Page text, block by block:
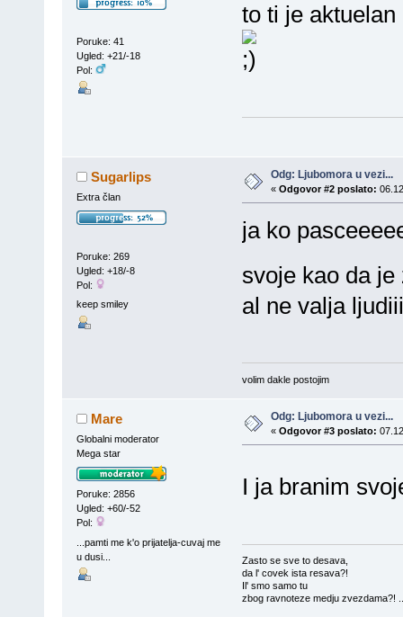
Poruke: 41
Ugled: +21/-18
Pol:
to ti je
Sugarlips
Extra član
Poruke: 269
Ugled: +18/-8
Pol:
keep smiley
Odg: Ljubomora u vezi...
« Odgovor #2 poslato:
ja ko
svoje kao da
al ne valja
volim dakle postojim
Mare
Globalni moderator
Mega star
Poruke: 2856
Ugled: +60/-52
Pol:
...pamti me k'o prijatelja-cuvaj me
u dusi...
Odg: Ljubomora u vezi...
« Odgovor #3 poslato:
I ja branim
Zasto se sve to desava,
da l' covek ista resava?!
Il' smo samo tu
zbog ravnoteze medju zvezdama?!